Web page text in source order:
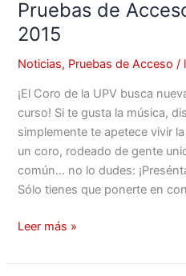
Pruebas de
2015
Noticias, Pruebas de Acceso /
¡El Coro de la UPV busca
curso! Si te gusta la música,
simplemente te apetece vivir
un coro, rodeado de gente
común… no lo dudes:
Sólo tienes que ponerte en
Leer más »